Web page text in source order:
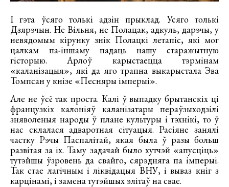
І гэта ўсяго толькі адзін прыклад. Усяго толькі
Дзярэчын. Не Вільня, не Полацак, адкуль, дарэчы, у
невядомым кірунку знік Полацкі летапіс, які мог
цалкам па-іншаму падаць нашу старажытную
гісторыю. Арлоў карыстаецца тэрмінам
«каланізацыя», які да яго трапна выкарыстала Эва
Томпсан у кнізе «Песняры імперыі».
Але не ўсё так проста. Калі ў выпадку брытанскіх ці
французкіх калоніяў каланізатары пераўзыходзілі
зняволеныя народы ў плане культуры і тэхнікі, то ў
нас склалася адваротная сітуацыя. Расіяне занялі
частку Рэчы Паспалітай, якая была ў разы больш
развітая за іх. Таму задачай было хутчэй «апусціць»
тутэйшы ўзровень да свайго, сярэдняга па імперыі.
Так стае лагічным і ліквідацыя ВНУ, і вываз кніг з
карцінамі, і замена тутэйшых элітаў на свае.